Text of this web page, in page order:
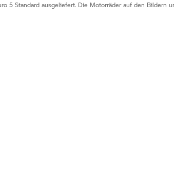
5 Standard ausgeliefert. Die Motorräder auf den Bildern